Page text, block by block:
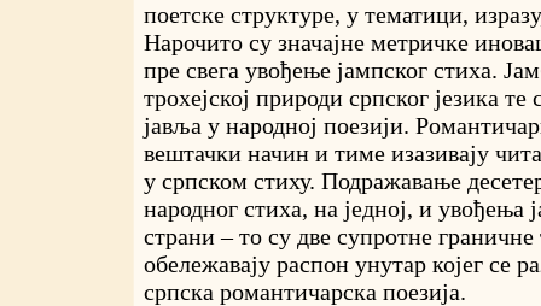
поетске структуре, у тематици,
Нарочито су значајне метричке
пре свега увођење јампског стиха.
трохејској природи српског језика
јавља у народној поезији.
вештачки начин и тиме изазивају
у српском стиху. Подражавање
народног стиха, на једној, и увођења
страни – то су две супротне граничне
обележавају распон унутар којег се
српска романтичарска поезија.